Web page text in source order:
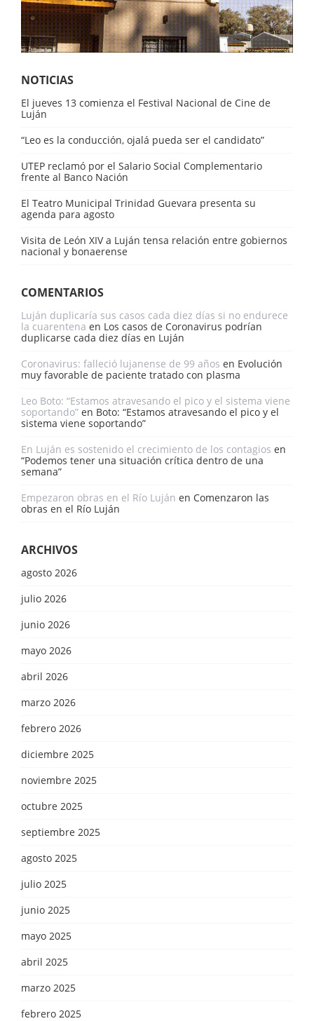
NOTICIAS
El jueves 13 comienza el Festival Nacional de Cine de
Luján
“Leo es la conducción, ojalá pueda ser el candidato”
UTEP reclamó por el Salario Social Complementario
frente al Banco Nación
El Teatro Municipal Trinidad Guevara presenta su
agenda para agosto
Visita de León XIV a Luján tensa relación entre gobiernos
nacional y bonaerense
COMENTARIOS
Luján duplicaría sus casos cada diez días si no endurece
la cuarentena en Los casos de Coronavirus podrían
duplicarse cada diez días en Luján
Coronavirus: falleció lujanense de 99 años en Evolución
muy favorable de paciente tratado con plasma
Leo Boto: “Estamos atravesando el pico y el sistema viene
soportando” en Boto: “Estamos atravesando el pico y el
sistema viene soportando”
En Luján es sostenido el crecimiento de los contagios en
“Podemos tener una situación crítica dentro de una
semana”
Empezaron obras en el Río Luján en Comenzaron las
obras en el Río Luján
ARCHIVOS
agosto 2026
julio 2026
junio 2026
mayo 2026
abril 2026
marzo 2026
febrero 2026
diciembre 2025
noviembre 2025
octubre 2025
septiembre 2025
agosto 2025
julio 2025
junio 2025
mayo 2025
abril 2025
marzo 2025
febrero 2025